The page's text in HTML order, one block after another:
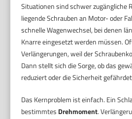
Situationen sind schwer zugängliche
liegende Schrauben an Motor- oder
schnelle Wagenwechsel, bei denen
Knarre eingesetzt werden müssen.
Verlängerungen, weil der
Dann stellt sich die Sorge, ob das
reduziert oder die Sicherheit
Das Kernproblem ist einfach. Ein
bestimmtes Drehmoment.